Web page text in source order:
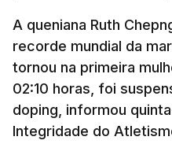
A queniana Ruth
recorde mundial da
tornou na primeira
02:10 horas, foi
doping, informou
Integridade do